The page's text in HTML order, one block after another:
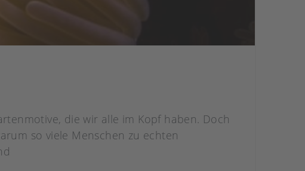
die wir alle im Kopf haben. Doch
so viele Menschen zu echten